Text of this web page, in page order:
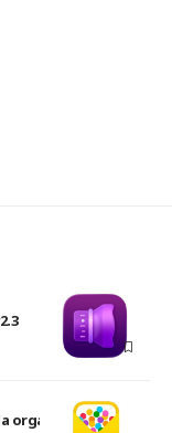
organización